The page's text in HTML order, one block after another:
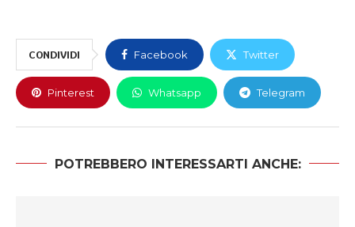
CONDIVIDI Facebook Twitter
Pinterest Whatsapp Telegram
POTREBBERO INTERESSARTI ANCHE: